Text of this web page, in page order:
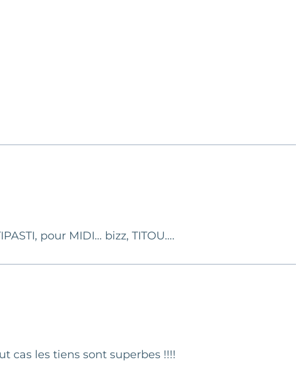
pour MIDI… bizz, TITOU….
cas les tiens sont superbes !!!!